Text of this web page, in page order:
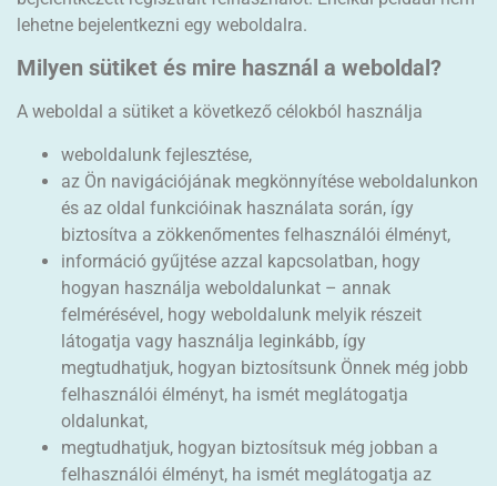
lehetne bejelentkezni egy weboldalra.
Milyen sütiket és mire használ a weboldal?
A weboldal a sütiket a következő célokból használja
weboldalunk fejlesztése,
az Ön navigációjának megkönnyítése weboldalunkon
és az oldal funkcióinak használata során, így
biztosítva a zökkenőmentes felhasználói élményt,
információ gyűjtése azzal kapcsolatban, hogy
hogyan használja weboldalunkat – annak
felmérésével, hogy weboldalunk melyik részeit
látogatja vagy használja leginkább, így
megtudhatjuk, hogyan biztosítsunk Önnek még jobb
felhasználói élményt, ha ismét meglátogatja
oldalunkat,
megtudhatjuk, hogyan biztosítsuk még jobban a
felhasználói élményt, ha ismét meglátogatja az